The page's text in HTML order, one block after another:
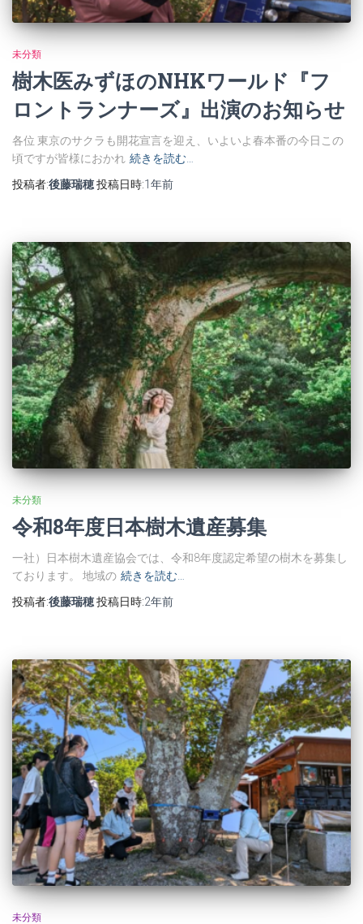
未分類
樹木医みずほのNHKワールド『フ
ロントランナーズ』出演のお知らせ
各位 東京のサクラも開花宣言を迎え、いよいよ春本番の今日この
頃ですが皆様におかれ 続きを読む…
投稿者:後藤瑞穂投稿日時:1年前
未分類
令和8年度日本樹木遺産募集
一社）日本樹木遺産協会では、令和8年度認定希望の樹木を募集し
ております。 地域の 続きを読む…
投稿者:後藤瑞穂投稿日時:2年前
未分類